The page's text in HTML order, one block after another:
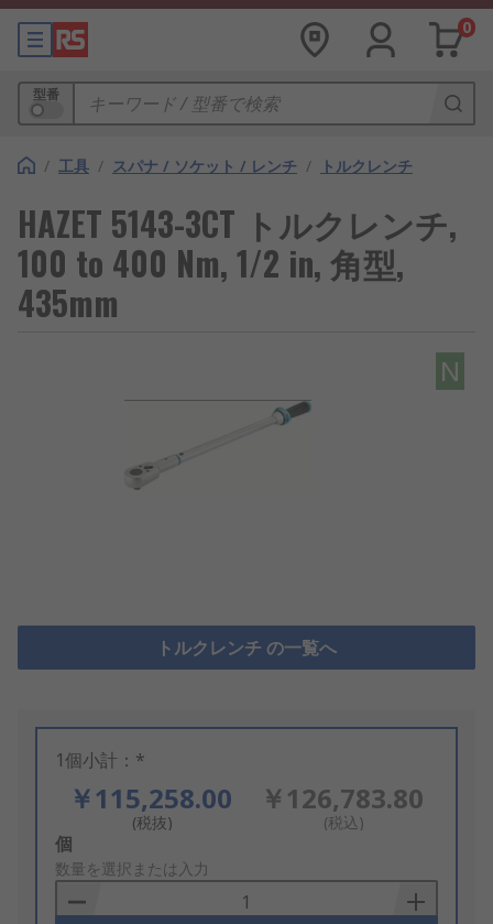
0
型番
/ 工具 / スパナ / ソケット / レンチ / トルクレンチ
HAZET 5143-3CT トルクレンチ,
100 to 400 Nm, 1/2 in, 角型,
435mm
N
トルクレンチ の一覧へ
1個小計：*
￥115,258.00
(税抜)
￥126,783.80
(税込)
Add
to
Basket
個
数量を選択または入力